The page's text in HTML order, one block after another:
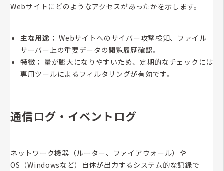
Webサイトにどのようなアクセスがあったかを示します。
主な用途： Webサイトへのサイバー攻撃検知、ファイル
サーバー上の重要データの閲覧履歴確認。
特徴： 量が膨大になりやすいため、定期的なチェックには
専用ツールによるフィルタリングが有効です。
通信ログ・イベントログ
ネットワーク機器（ルーター、ファイアウォール）や
OS（Windowsなど）自体が出力するシステム的な記録で